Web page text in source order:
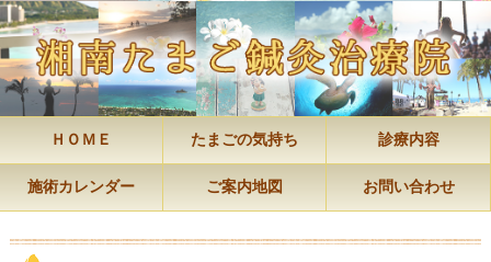
ＨＯＭＥ たまごの気持ち 診療内容
施術カレンダー ご案内地図 お問い合わせ